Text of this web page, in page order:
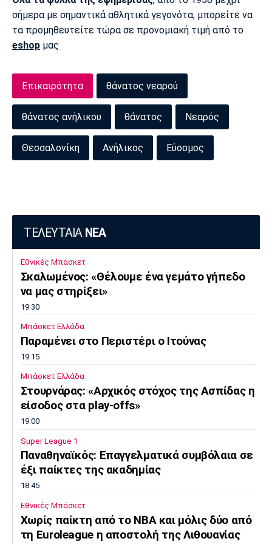
σήμερα με σημαντικά αθλητικά γεγονότα, μπορείτε να
τα προμηθευτείτε τώρα σε προνομιακή τιμή από το
eshop μας
Επικαιρότητα θάνατος νεαρού
θάνατος ανήλικου θάνατος Νεαρός
Θεσσαλονίκη Ανήλικος Εύοσμος
ΤΕΛΕΥΤΑΙΑ ΝΕΑ
Εθνικές Μπάσκετ
Σκαλωμένος: «Θέλουμε ένα γεμάτο γήπεδο
να μας στηρίξει»
19:30
Μπάσκετ Ελλάδα
Παραμένει στο Περιστέρι ο Ιτούνας
19:15
Μπάσκετ Ελλάδα
Στουρνάρας: «Αρχικός στόχος της Ασπίδας η
είσοδος στα play-offs»
19:00
Super League 1
Παναθηναϊκός: Επαγγελματικά συμβόλαια σε
έξι παίκτες της ακαδημίας
18:45
Εθνικές Μπάσκετ
Χωρίς παίκτη από το ΝΒΑ και μόλις δύο από
τη Euroleague η αποστολή της Λιθουανίας